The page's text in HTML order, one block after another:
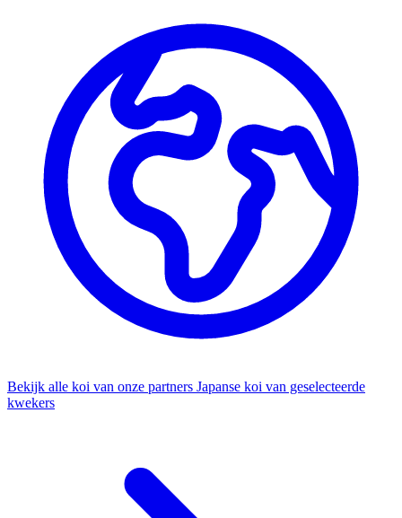
Bekijk alle koi van onze partners Japanse koi van geselecteerde
kwekers